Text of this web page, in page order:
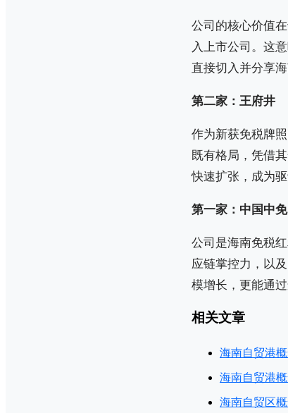
公司的核心价值
入上市公司。这
直接切入并分享
第二家：王府井
作为新获免税牌
既有格局，凭借
快速扩张，成为
第一家：中国中免
公司是海南免税
应链掌控力，以
模增长，更能通
相关文章
海南自贸港
海南自贸港
海南自贸区